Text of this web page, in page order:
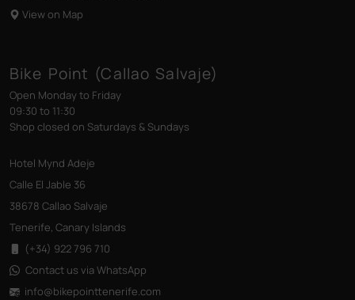
View on Map
Bike Point (Callao Salvaje)
Open Monday to Friday
09:30 to 11:30
Shop closed on Saturdays & Sundays
Hotel Mynd Adeje
Calle El Jable 36
38678 Callao Salvaje
Tenerife, Canary Islands
(+34) 922 796 710
Contact us via WhatsApp
info@bikepointtenerife.com